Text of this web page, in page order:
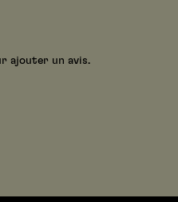
ajouter un avis.